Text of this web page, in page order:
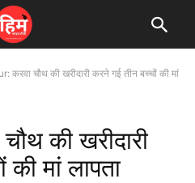
करवा चौथ की खरीदारी करने गई तीन बच्चों की मां
की खरीदारी
मां लापता